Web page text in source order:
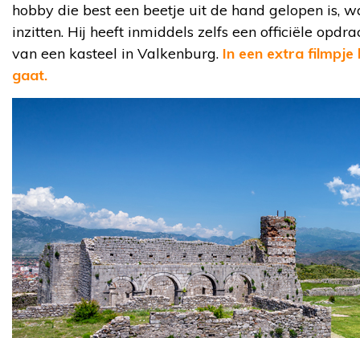
hobby die best een beetje uit de hand gelopen is,
inzitten. Hij heeft inmiddels zelfs een officiële
van een kasteel in Valkenburg. In een extra
gaat.